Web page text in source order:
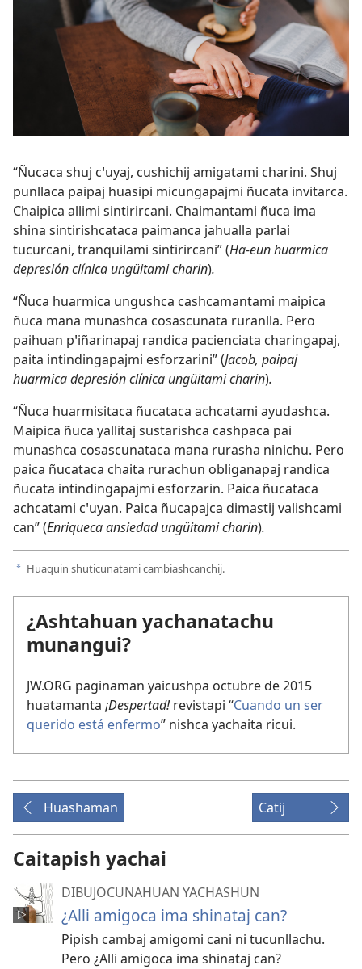
“Ñucaca shuj cꞌuyaj, cushichij amigatami charini. Shuj
punllaca paipaj huasipi micungapajmi ñucata invitarca.
Chaipica allimi sintirircani. Chaimantami ñuca ima
shina sintirishcataca paimanca jahualla parlai
tucurcani, tranquilami sintirircani” (Ha-eun huarmica
depresión clínica ungüitami charin).
“Ñuca huarmica ungushca cashcamantami maipica
ñuca mana munashca cosascunata ruranlla. Pero
paihuan pꞌiñarinapaj randica pacienciata charingapaj,
paita intindingapajmi esforzarini” (Jacob, paipaj
huarmica depresión clínica ungüitami charin).
“Ñuca huarmisitaca ñucataca achcatami ayudashca.
Maipica ñuca yallitaj sustarishca cashpaca pai
munashca cosascunataca mana rurasha ninichu. Pero
paica ñucataca chaita rurachun obliganapaj randica
ñucata intindingapajmi esforzarin. Paica ñucataca
achcatami cꞌuyan. Paica ñucapajca dimastij valishcami
can” (Enriqueca ansiedad ungüitami charin).
a Huaquin shuticunatami cambiashcanchij.
¿Ashtahuan yachanatachu
munangui?
JW.ORG paginaman yaicushpa octubre de 2015
huatamanta ¡Despertad!revistapi “Cuando un ser
querido está enfermo” nishca yachaita ricui.
Huashaman Catij
Caitapish yachai
DIBUJOCUNAHUAN YACHASHUN
¿Alli amigoca ima shinataj can?
Pipish cambaj amigomi cani ni tucunllachu.
Pero ¿Alli amigoca ima shinataj can?